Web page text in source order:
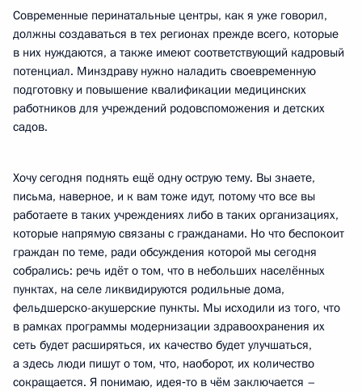
Современные перинатальные центры, как я уже говорил,
должны создаваться в тех регионах прежде всего, которые
в них нуждаются, а также имеют соответствующий кадровый
потенциал. Минздраву нужно наладить своевременную
подготовку и повышение квалификации медицинских
работников для учреждений родовспоможения и детских
садов.
Хочу сегодня поднять ещё одну острую тему. Вы знаете,
письма, наверное, и к вам тоже идут, потому что все вы
работаете в таких учреждениях либо в таких организациях,
которые напрямую связаны с гражданами. Но что беспокоит
граждан по теме, ради обсуждения которой мы сегодня
собрались: речь идёт о том, что в небольших населённых
пунктах, на селе ликвидируются родильные дома,
фельдшерско-акушерские пункты. Мы исходили из того, что
в рамках программы модернизации здравоохранения их
сеть будет расширяться, их качество будет улучшаться,
а здесь люди пишут о том, что, наоборот, их количество
сокращается. Я понимаю, идея‑то в чём заключается –